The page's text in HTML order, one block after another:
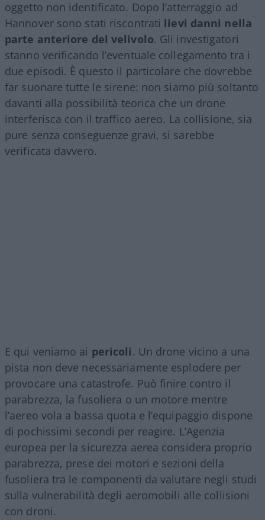
oggetto non identificato. Dopo l’atterraggio ad
Hannover sono stati riscontrati lievi danni nella
parte anteriore del velivolo. Gli investigatori
stanno verificando l’eventuale collegamento tra i
due episodi. È questo il particolare che dovrebbe
far suonare tutte le sirene: non siamo più soltanto
davanti alla possibilità teorica che un drone
interferisca con il traffico aereo. La collisione, sia
pure senza conseguenze gravi, si sarebbe
verificata davvero.
E qui veniamo ai pericoli. Un drone vicino a una
pista non deve necessariamente esplodere per
provocare una catastrofe. Può finire contro il
parabrezza, la fusoliera o un motore mentre
l’aereo vola a bassa quota e l’equipaggio dispone
di pochissimi secondi per reagire. L’Agenzia
europea per la sicurezza aerea considera proprio
parabrezza, prese dei motori e sezioni della
fusoliera tra le componenti da valutare negli studi
sulla vulnerabilità degli aeromobili alle collisioni
con droni.